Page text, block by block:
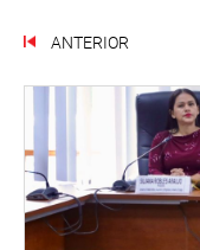
ANTERIOR